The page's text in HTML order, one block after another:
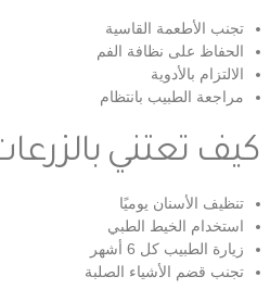
تجنب الأطعمة القاسية
الحفاظ على نظافة الفم
الالتزام بالأدوية
مراجعة الطبيب بانتظام
كيف تعتني
تنظيف الأسنان يوميًا
استخدام الخيط الطبي
زيارة الطبيب كل 6 أشهر
تجنب قضم الأشياء الصلبة